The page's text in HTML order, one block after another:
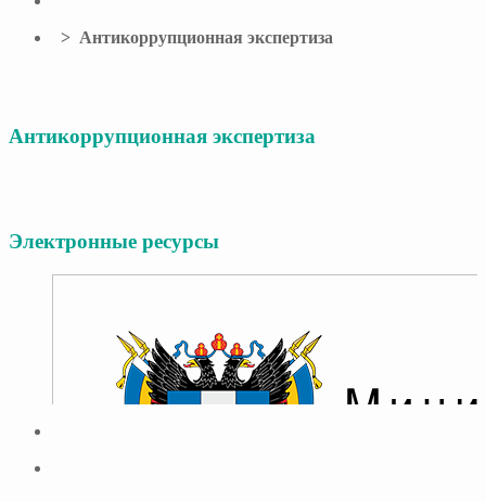
> Антикоррупционная экспертиза
Антикоррупционная экспертиза
Электронные ресурсы